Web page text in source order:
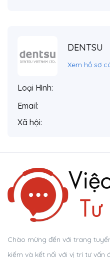
DENTSU
Xem hồ sơ
Loại Hình:
Email:
Xã hội:
Chào mừng đến với trang
kiếm và kết nối với vị trí tư